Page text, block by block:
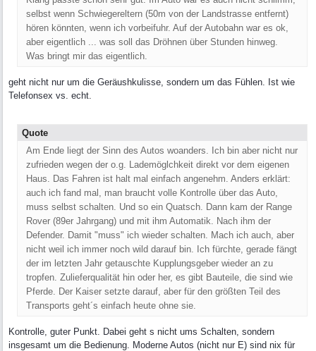
selbst wenn Schwiegereltern (50m von der Landstrasse entfernt)
hören könnten, wenn ich vorbeifuhr. Auf der Autobahn war es ok,
aber eigentlich ... was soll das Dröhnen über Stunden hinweg.
Was bringt mir das eigentlich.
geht nicht nur um die Geräushkulisse, sondern um das Fühlen. Ist wie
Telefonsex vs. echt.
Quote
Am Ende liegt der Sinn des Autos woanders. Ich bin aber nicht nur
zufrieden wegen der o.g. Lademöglchkeit direkt vor dem eigenen
Haus. Das Fahren ist halt mal einfach angenehm. Anders erklärt:
auch ich fand mal, man braucht volle Kontrolle über das Auto,
muss selbst schalten. Und so ein Quatsch. Dann kam der Range
Rover (89er Jahrgang) und mit ihm Automatik. Nach ihm der
Defender. Damit "muss" ich wieder schalten. Mach ich auch, aber
nicht weil ich immer noch wild darauf bin. Ich fürchte, gerade fängt
der im letzten Jahr getauschte Kupplungsgeber wieder an zu
tropfen. Zulieferqualität hin oder her, es gibt Bauteile, die sind wie
Pferde. Der Kaiser setzte darauf, aber für den größten Teil des
Transports geht´s einfach heute ohne sie.
Kontrolle, guter Punkt. Dabei geht s nicht ums Schalten, sondern
insgesamt um die Bedienung. Moderne Autos (nicht nur E) sind nix für